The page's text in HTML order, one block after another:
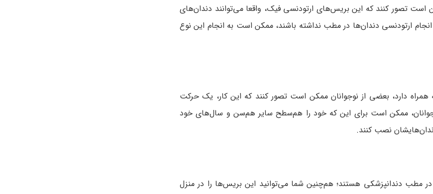
است تصور کنند که این بریس‌های ارتودنسی فیک، واقعا می‌توانند دندان‌های
ارتودنسی دندان‌ها در مطب نداشته باشند، ممکن است به انجام این نوع
همراه دارد، بعضی از نوجوانان ممکن است تصور کنند که این کار، یک حرکت
ممکن است برای این‌ که خود را هم‌سطح سایر هم‌سن و سال‌های خود
نصب کنند.
در مطب دندانپزشکی هستند؛ هم‌چنین شما می‌توانید این بریس‌ها را در منزل